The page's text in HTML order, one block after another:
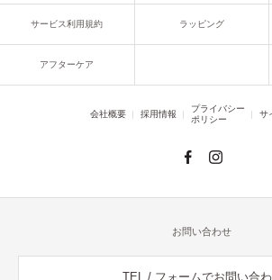
サービス利用規約 ラッピング
アフターケア
会社概要 採用情報
プライバシー
ポリシー
サ
お問い合わせ
TEL / フォームでお問い合